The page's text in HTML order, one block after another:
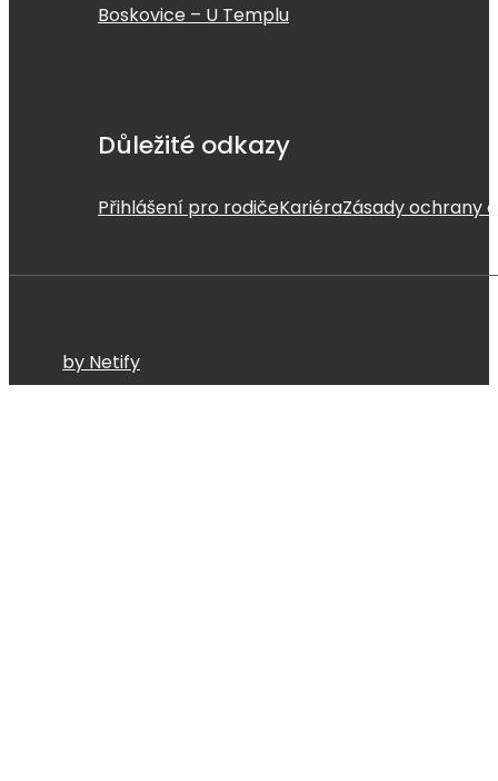
Boskovice – U Templu
Důležité odkazy
Přihlášení pro rodičeKariéraZásady ochrany
by Netify